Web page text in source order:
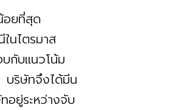
อยที่สุด
นไตรมาส
กับแนวโน้ม
บริษัทจึงได้มีน
อยู่ระหว่างจับ